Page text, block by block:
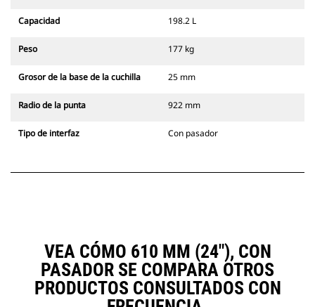
Capacidad 198.2 L
Peso 177 kg
Grosor de la base de la cuchilla 25 mm
Radio de la punta 922 mm
Tipo de interfaz Con pasador
VEA CÓMO 610 MM (24"), CON
PASADOR SE COMPARA OTROS
PRODUCTOS CONSULTADOS CON